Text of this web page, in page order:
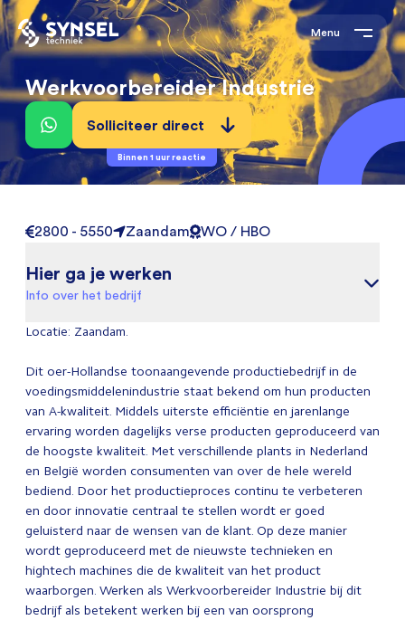
Menu
Werkvoorbereider Industrie
Solliciteer direct
Binnen 1 uur reactie
2800 - 5550 Zaandam WO / HBO
Hier ga je werken
Info over het bedrijf
Locatie: Zaandam.
Dit oer-Hollandse toonaangevende productiebedrijf in de
voedingsmiddelenindustrie staat bekend om hun producten
van A-kwaliteit. Middels uiterste efficiëntie en jarenlange
ervaring worden dagelijks verse producten geproduceerd van
de hoogste kwaliteit. Met verschillende plants in Nederland
en België worden consumenten van over de hele wereld
bediend. Door het productieproces continu te verbeteren
en door innovatie centraal te stellen wordt er goed
geluisterd naar de wensen van de klant. Op deze manier
wordt geproduceerd met de nieuwste technieken en
hightech machines die de kwaliteit van het product
waarborgen. Werken als Werkvoorbereider Industrie bij dit
bedrijf als betekent werken bij een van oorsprong